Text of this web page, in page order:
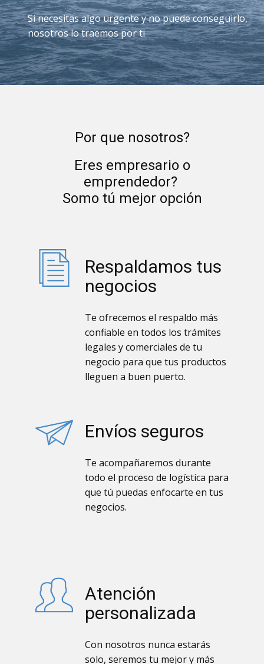
Si necesitas algo urgente y no puede conseguirlo,
nosotros lo traemos por ti
Por que nosotros?
Eres empresario o
emprendedor?
Somo tú mejor opción
Respaldamos tus
negocios
Te ofrecemos el respaldo más
confiable en todos los trámites
legales y comerciales de tu
negocio para que tus productos
lleguen a buen puerto.
Envíos seguros
Te acompañaremos durante
todo el proceso de logística para
que tú puedas enfocarte en tus
negocios.
Atención
personalizada
Con nosotros nunca estarás
solo, seremos tu mejor y más